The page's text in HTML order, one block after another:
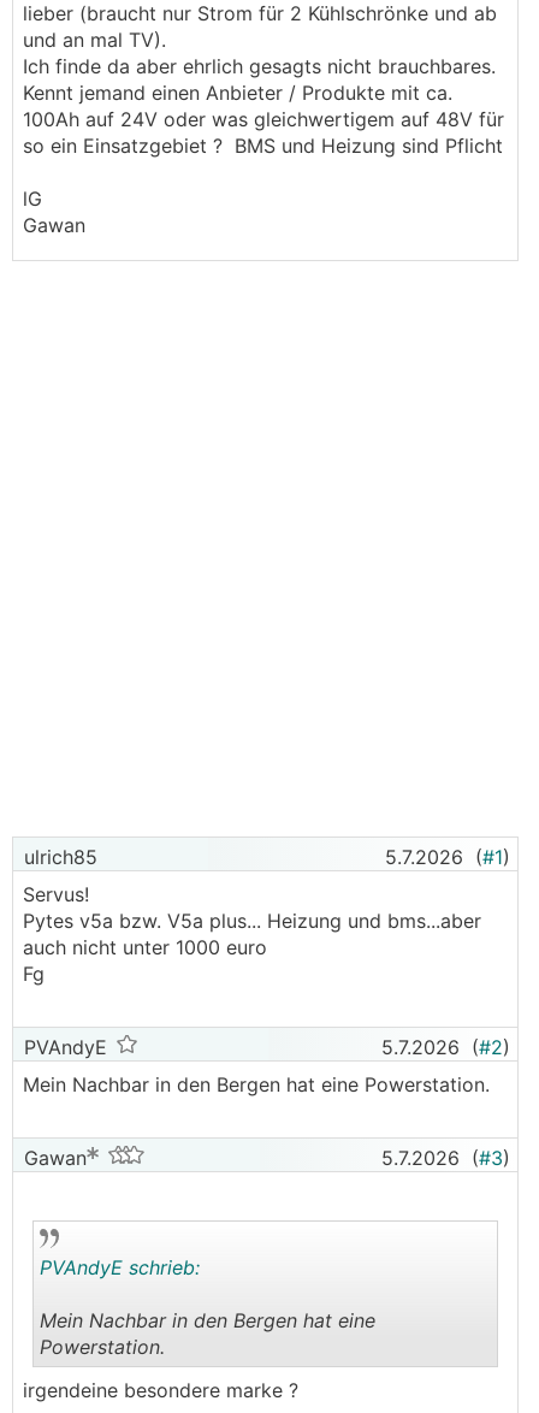
lieber (braucht nur Strom für 2 Kühlschrönke und ab
und an mal TV).
Ich finde da aber ehrlich gesagts nicht brauchbares.
Kennt jemand einen Anbieter / Produkte mit ca.
100Ah auf 24V oder was gleichwertigem auf 48V für
so ein Einsatzgebiet ? BMS und Heizung sind Pflicht
lG
Gawan
ulrich85 5.7.2026 (#1)
Servus!
Pytes v5a bzw. V5a plus... Heizung und bms...aber
auch nicht unter 1000 euro
Fg
PVAndyE 5.7.2026 (#2)
Mein Nachbar in den Bergen hat eine Powerstation.
Gawan 5.7.2026 (#3)
..
PVAndyE schrieb:
Mein Nachbar in den Bergen hat eine
Powerstation.
irgendeine besondere marke ?